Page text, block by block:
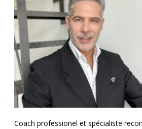
Coach professionel et spécialiste